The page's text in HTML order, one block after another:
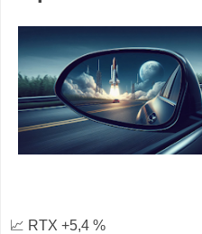
📈 RTX +5,4 %